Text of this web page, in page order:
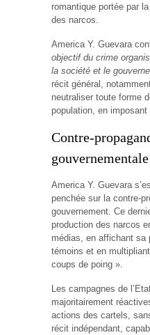
romantique portée par
des narcos.
America Y. Guevara
objectif du crime
la société et le
récit général,
neutraliser toute forme
population, en imposant
Contre-
gouvernementale
America Y. Guevara
penchée sur la contre-
gouvernement. Ce
production des narcos
médias, en affichant sa
témoins et en
coups de poing ».
Les campagnes de
majoritairement
actions des cartels,
récit indépendant,